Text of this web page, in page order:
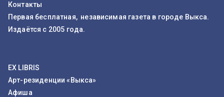
Контакты
Первая бесплатная, независимая газета в городе Выкса.
Издаётся с 2005 года.
EX LIBRIS
Арт-резиденции «Выкса»
Афиша